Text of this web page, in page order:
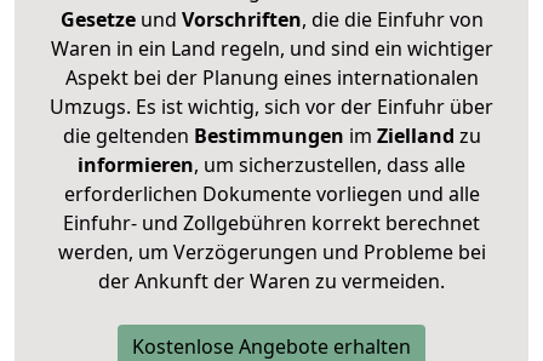
Gesetzeund Vorschriften, die die Einfuhr von
Waren in ein Land regeln, und sind ein wichtiger
Aspekt bei der Planung eines internationalen
Umzugs. Es ist wichtig, sich vor der Einfuhr über
die geltenden Bestimmungen im Zielland zu
informieren, um sicherzustellen, dass alle
erforderlichen Dokumente vorliegen und alle
Einfuhr- und Zollgebühren korrekt berechnet
werden, um Verzögerungen und Probleme bei
der Ankunft der Waren zu vermeiden.
Kostenlose Angebote erhalten